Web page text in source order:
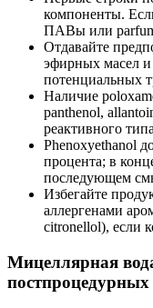
компоненты.
ПАВы или
Отдавайте
эфирных масел
потенциальных
Наличие
panthenol,
реактивного
Phenoxyethanol
процента; в
последующем
Избегайте
аллергенами
citronellol), если
Мицеллярная
постпроцедурных